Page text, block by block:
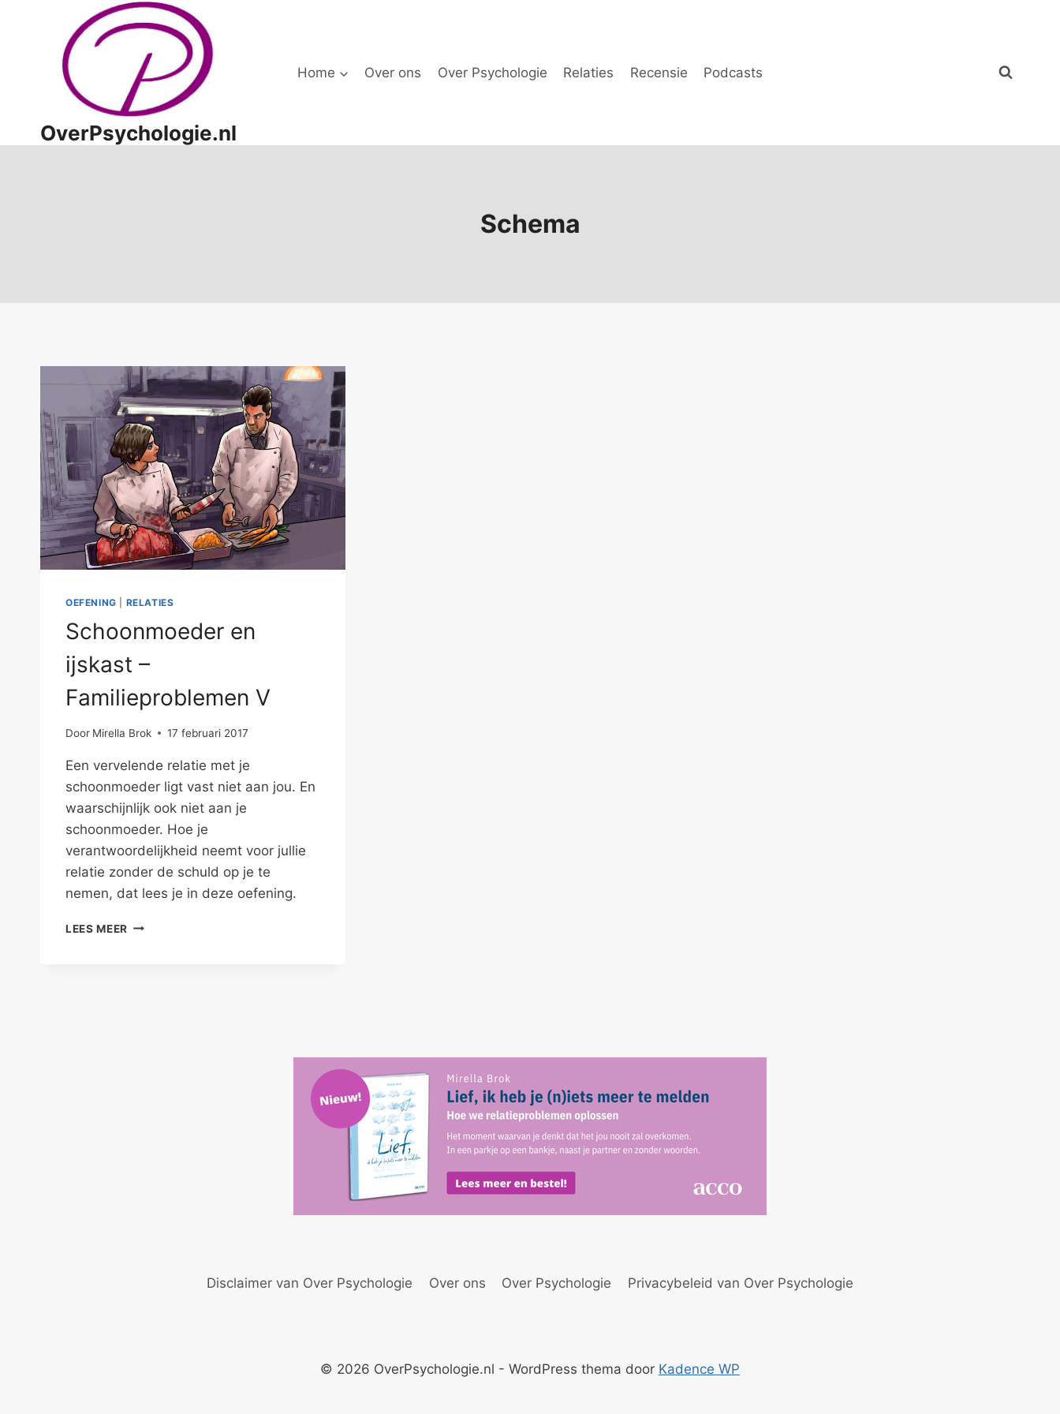
OverPsychologie.nl
Home Over ons Over Psychologie Relaties Recensie Podcasts
Schema
OEFENING RELATIES
Schoonmoeder en
ijskast –
Familieproblemen V
Door Mirella Brok 17 februari 2017
Een vervelende relatie met je
schoonmoeder ligt vast niet aan jou. En
waarschijnlijk ook niet aan je
schoonmoeder. Hoe je
verantwoordelijkheid neemt voor jullie
relatie zonder de schuld op je te
nemen, dat lees je in deze oefening.
LEES MEER SCHOONMOEDER
Disclaimer van Over Psychologie Over ons Over Psychologie Privacybeleid van Over Psychologie
© 2026 OverPsychologie.nl - WordPress thema door Kadence WP